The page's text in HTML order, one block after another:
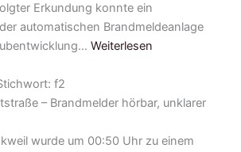
Erkundung konnte ein
automatischen Brandmeldeanlage
Weiterlesen
f2
– Brandmelder hörbar, unklarer
wurde um 00:50 Uhr zu einem